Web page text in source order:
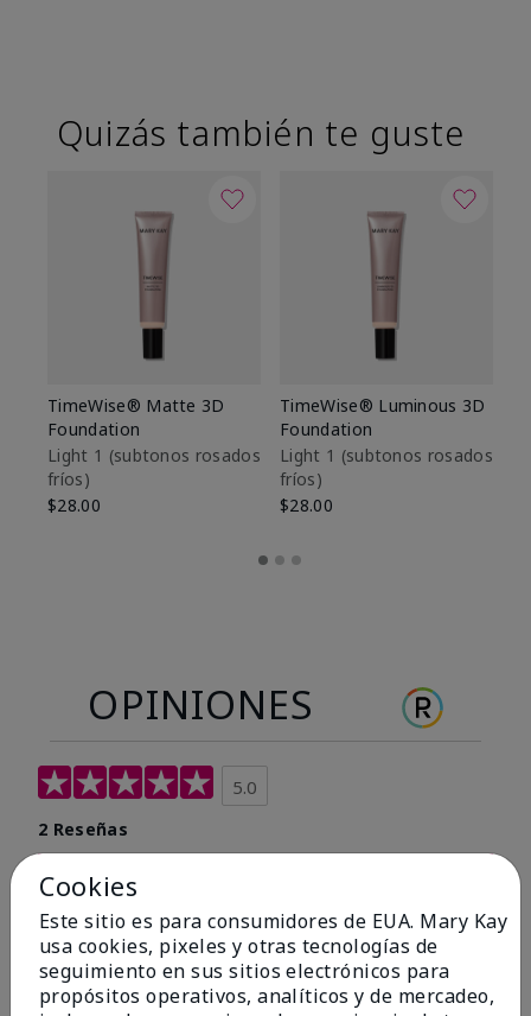
Quizás también te guste
TimeWise® Matte 3D
Foundation
Light 1​ (subtonos rosados
fríos)
$28.00
TimeWise® Luminous 3D
Foundation
Light 1​ (subtonos rosados
fríos)
$28.00
OPINIONES
5.0
2 Reseñas
100%
de los encuestados recomendaría a un amigo.
Cookies
Este sitio es para consumidores de EUA. Mary Kay
usa cookies, pixeles y otras tecnologías de
seguimiento en sus sitios electrónicos para
propósitos operativos, analíticos y de mercadeo,